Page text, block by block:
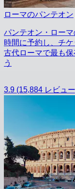
ローマのパンテオン
パンテオン・ロー
時間に予約し、チ
古代ローマで最も
う
3.9 (15,884 レビュ